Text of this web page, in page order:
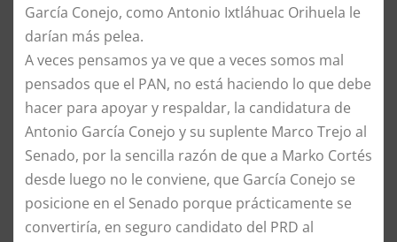
García Conejo, como Antonio Ixtláhuac Orihuela le
darían más pelea.
A veces pensamos ya ve que a veces somos mal
pensados que el PAN, no está haciendo lo que debe
hacer para apoyar y respaldar, la candidatura de
Antonio García Conejo y su suplente Marco Trejo al
Senado, por la sencilla razón de que a Marko Cortés
desde luego no le conviene, que García Conejo se
posicione en el Senado porque prácticamente se
convertiría, en seguro candidato del PRD al